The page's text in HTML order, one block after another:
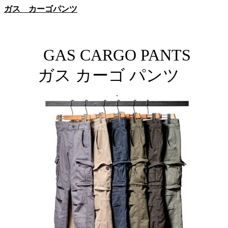
ガス カーゴパンツ
GAS CARGO PANTS
ガス カーゴ パンツ
.